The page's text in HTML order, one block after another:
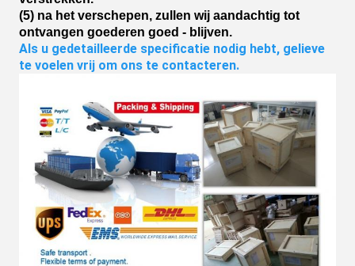
(5) na het verschepen, zullen wij aandachtig tot
ontvangen goederen goed - blijven.
Als u gedetailleerde specificatie nodig hebt, gelieve
te voelen vrij om ons te contacteren.